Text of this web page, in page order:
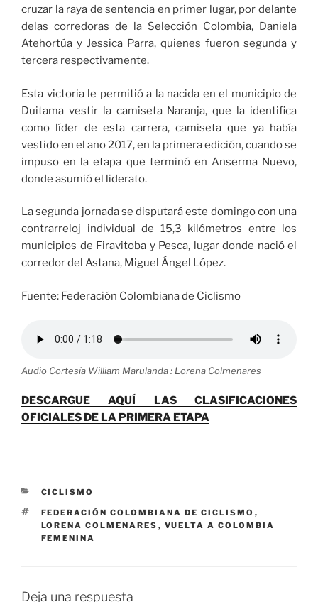
cruzar la raya de sentencia en primer lugar, por delante
delas corredoras de la Selección Colombia, Daniela
Atehortúa y Jessica Parra, quienes fueron segunda y
tercera respectivamente.
Esta victoria le permitió a la nacida en el municipio de
Duitama vestir la camiseta Naranja, que la identifica
como líder de esta carrera, camiseta que ya había
vestido en el año 2017, en la primera edición, cuando se
impuso en la etapa que terminó en Anserma Nuevo,
donde asumió el liderato.
La segunda jornada se disputará este domingo con una
contrarreloj individual de 15,3 kilómetros entre los
municipios de Firavitoba y Pesca, lugar donde nació el
corredor del Astana, Miguel Ángel López.
Fuente: Federación Colombiana de Ciclismo
Audio Cortesía William Marulanda : Lorena Colmenares
DESCARGUE AQUÍ LAS CLASIFICACIONES
OFICIALES DE LA PRIMERA ETAPA
CATEGORÍAS
CICLISMO
ETIQUETAS
FEDERACIÓN COLOMBIANA DE CICLISMO ,
LORENA COLMENARES , VUELTA A COLOMBIA
FEMENINA
Deja una respuesta